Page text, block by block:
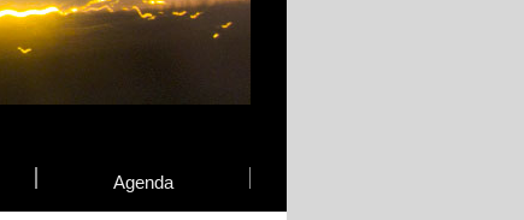
Agenda